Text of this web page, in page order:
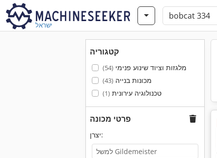
ישראל
קטגוריה
מלגזות וציוד שינוע פנימי(54)
מכונות בנייה(43)
טכנולוגיה עירונית(1)
פרטי מכונה
יצרן: